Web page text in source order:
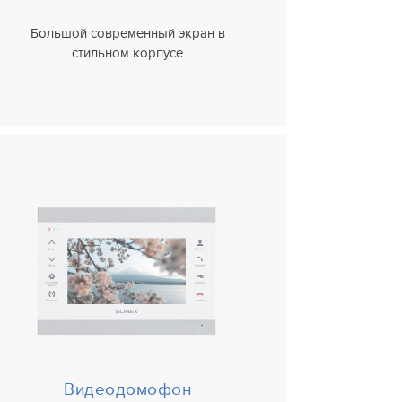
Большой современный экран в
стильном корпусе
Видеодомофон